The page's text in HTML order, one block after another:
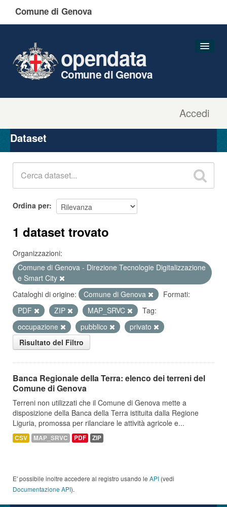
Comune di Genova
Accedi
opendata
Comune di Genova
Organizzazioni
Gruppi
Dataset
Ordina per
1 dataset trovato
Organizzazioni:
Comune di Genova - Direzione Tecnologie Digitalizzazione
e Smart City
Cataloghi di origine:
Comune di Genova
Formati:
PDF
ZIP MAP_SRVC
Tag:
occupazione
pubblico
privato
Risultato del Filtro
Banca Regionale della Terra: elenco dei terreni del
Comune di Genova
Terreni non utilizzati che il Comune di Genova mette a
disposizione della Banca della Terra istituita dalla Regione
Liguria, promossa per rilanciare le attività agricole e...
CSV MAP_SRVC PDF ZIP
E' possibile inoltre accedere al registro usando le API (vedi
Documentazione API).